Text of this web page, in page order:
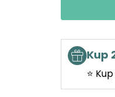
Kup
⭐